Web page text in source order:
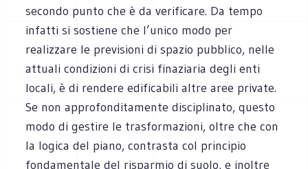
secondo punto che è da verificare. Da tempo
infatti si sostiene che l’unico modo per
realizzare le previsioni di spazio pubblico, nelle
attuali condizioni di crisi finaziaria degli enti
locali, è di rendere edificabili altre aree private.
Se non approfonditamente disciplinato, questo
modo di gestire le trasformazioni, oltre che con
la logica del piano, contrasta col principio
fondamentale del risparmio di suolo, e inoltre